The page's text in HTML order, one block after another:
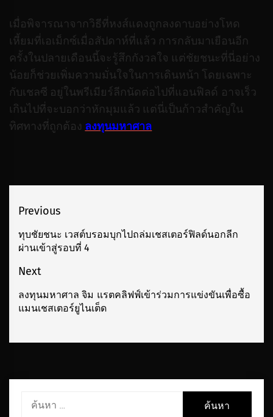
เมื่อพิจารณาจากวิธีที่หงส์แดงถูกลงดาบอย่างโหด
เหี้ยมที่เอเม็กซ์เมื่อสัปดาห์ที่แล้ว การกลับมาเยือนอีก
ครั้งในปลายเดือนนี้จะรู้สึกกังวลใจ แต่ชัยชนะที่นี่อย่าง
น้อยก็ช่วยเพิ่มความมั่นใจในการเดินหน้า โดยเฉพาะ
กับเชลซี อยู่ในพรีเมียร์ลีกนัดต่อไปที่แอนฟิลด์ อาจเร็ว
เกินไปที่จะบอกว่าหักมุมแล้ว แต่นี่เป็นก้าวสำคัญใน
ทิศทางที่ถูกต้อง ลงทุนมหาศาล
เมนู
นำทาง
เรื่อง
Previous
Previous
post:
ทุบชัยชนะ เวสต์บรอมบุกไปถล่มเชสเตอร์ฟิลด์นอกลีก
ผ่านเข้าสู่รอบที่ 4
Next
Next
post:
ลงทุนมหาศาล จิม แรตคลิฟฟ์เข้าร่วมการแข่งขันเพื่อซื้อ
แมนเชสเตอร์ยูไนเต็ด
ค้นหา